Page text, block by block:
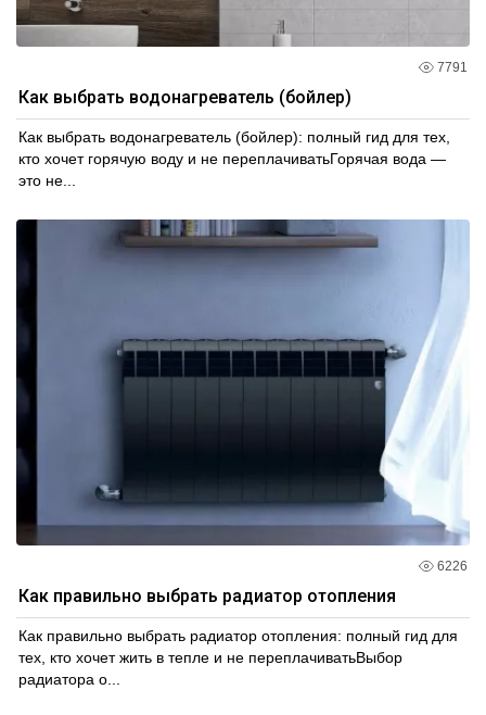
7791
Как выбрать водонагреватель (бойлер)
Как выбрать водонагреватель (бойлер): полный гид для тех,
кто хочет горячую воду и не переплачиватьГорячая вода —
это не...
6226
Как правильно выбрать радиатор отопления
Как правильно выбрать радиатор отопления: полный гид для
тех, кто хочет жить в тепле и не переплачиватьВыбор
радиатора о...